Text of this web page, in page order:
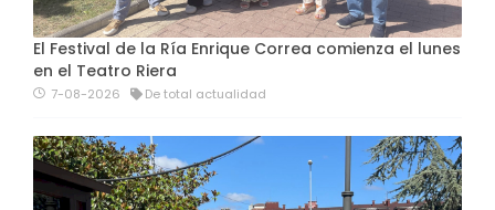
El Festival de la Ría Enrique Correa comienza el lunes
en el Teatro Riera
7-08-2026 De total actualidad